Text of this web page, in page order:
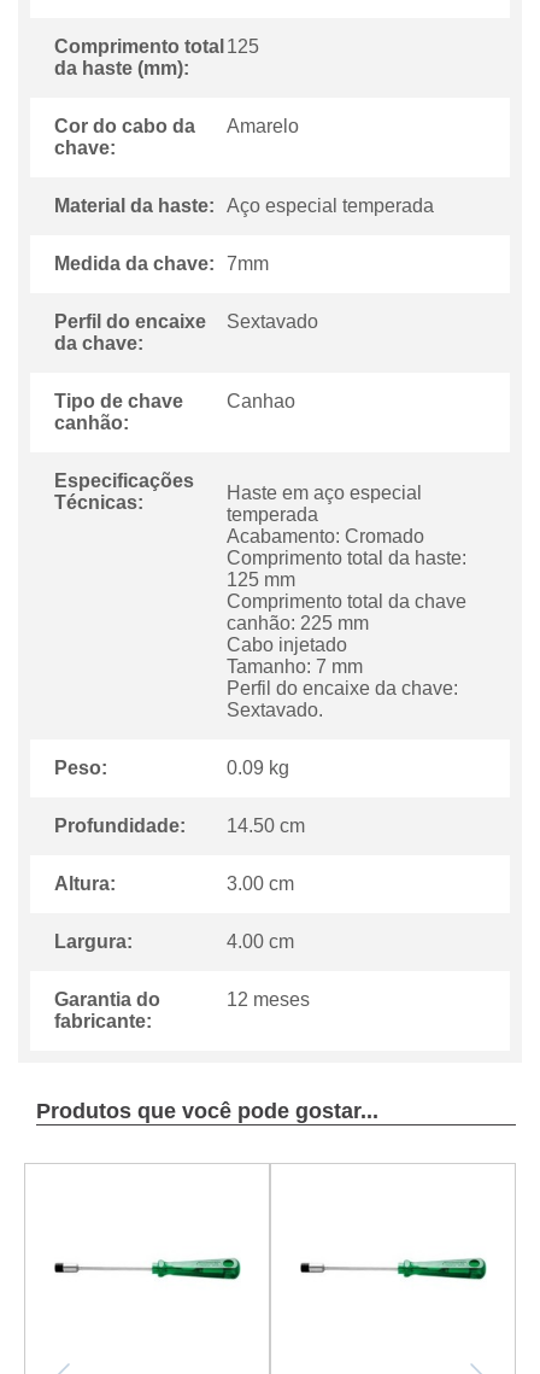
Comprimento total
da haste (mm):
125
Cor do cabo da
chave:
Amarelo
Material da haste: Aço especial temperada
Medida da chave: 7mm
Perfil do encaixe
da chave:
Sextavado
Tipo de chave
canhão:
Canhao
Especificações
Técnicas:
Haste em aço especial
temperada
Acabamento: Cromado
Comprimento total da haste:
125 mm
Comprimento total da chave
canhão: 225 mm
Cabo injetado
Tamanho: 7 mm
Perfil do encaixe da chave:
Sextavado.
Peso: 0.09 kg
Profundidade: 14.50 cm
Altura: 3.00 cm
Largura: 4.00 cm
Garantia do
fabricante:
12 meses
Produtos que você pode gostar...